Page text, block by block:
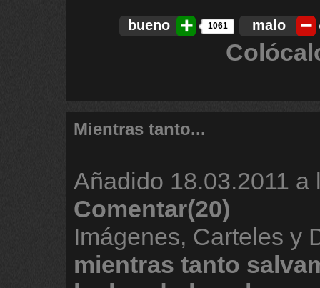
bueno 1061 malo
Mientras tanto...
Añadido 18.03.2011 a
Comentar(20)
Imágenes, Carteles y
mientras tanto